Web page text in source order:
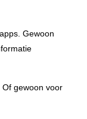
Gewoon
gewoon voor